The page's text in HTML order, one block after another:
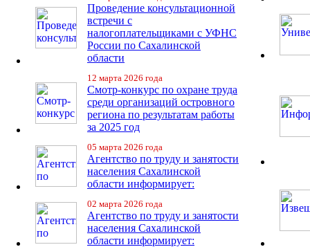
Проведение консультационной
встречи с
налогоплательщиками с УФНС
России по Сахалинской
области
12 марта 2026 года
Смотр-конкурс по охране труда
среди организаций островного
региона по результатам работы
за 2025 год
05 марта 2026 года
Агентство по труду и занятости
населения Сахалинской
области информирует:
02 марта 2026 года
Агентство по труду и занятости
населения Сахалинской
области информирует: